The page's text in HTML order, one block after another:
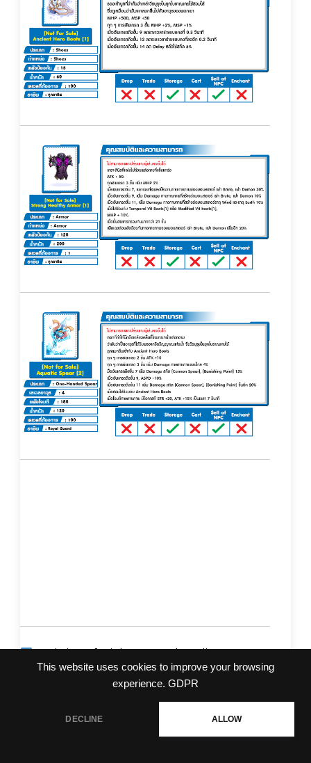
This website uses cookies to improve your browsing
experience. GDPR
DECLINE ALLOW
Website Official Ragnarok Online :
https://ro.gnjoy.in.th/
Official Facebook Fanpage Ragnarok
https://www.facebook.com/RagnarokGGT